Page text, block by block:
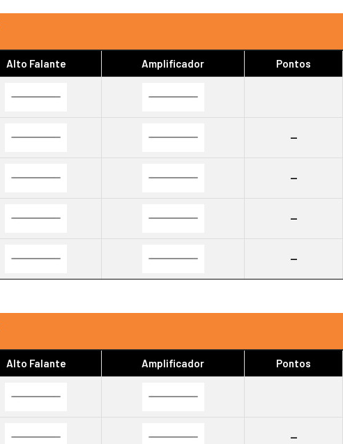
Alto Falante Amplificador Pontos
--
--
--
--
Alto Falante Amplificador Pontos
--